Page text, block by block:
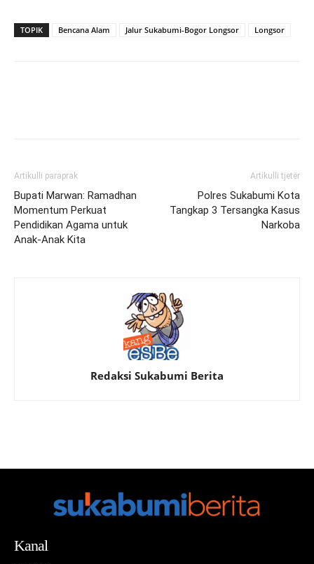
TOPIK Bencana Alam Jalur Sukabumi-Bogor Longsor Longsor
Artikulli paraprak
Bupati Marwan: Ramadhan
Momentum Perkuat
Pendidikan Agama untuk
Anak-Anak Kita
Artikulli tjetër
Polres Sukabumi Kota
Tangkap 3 Tersangka Kasus
Narkoba
Redaksi Sukabumi Berita
Kanal